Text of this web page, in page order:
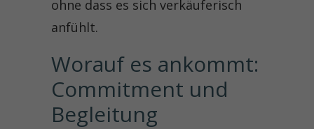
ohne dass es sich verkäuferisch
anfühlt.
Worauf es ankommt:
Commitment und
Begleitung